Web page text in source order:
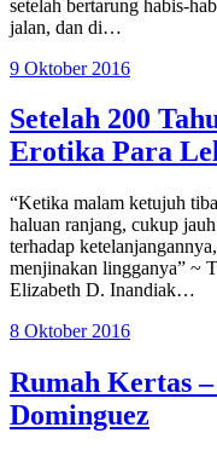
setelah bertarung habis-
jalan, dan di…
9 Oktober 2016
Setelah 200
Erotika Para
“Ketika malam ketujuh
haluan ranjang, cukup
terhadap
menjinakan lingganya” ~
Elizabeth D. Inandiak…
8 Oktober 2016
Rumah Kertas
Dominguez